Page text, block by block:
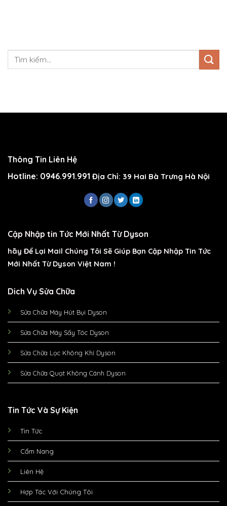
Thông Tin Liên Hệ
Hotline: 0946.991.991 Địa Chỉ: 39 Hai Bà Trưng Hà Nội
Dich Vụ Sửa Chữa
Sửa Chữa Máy Hút Bụi Dyson
Sửa Chữa Máy Sấy Tóc Dyson
Sửa Chữa Lọc Không Khí Dyson
Sửa Chữa Quạt Không Cánh Dyson
Tin Tức Và Sự Kiện
Tin Tức
Cẩm Nang
Liên Hệ
Hợp Tác Với Chúng Tôi
Cập Nhập tin Tức Mới Nhất Từ Dyson
hãy Để Lại Mail Chúng Tôi Sẽ Giúp Bạn Cập Nhập Tin Tức
Mới Nhất Từ Dyson Việt Nam !